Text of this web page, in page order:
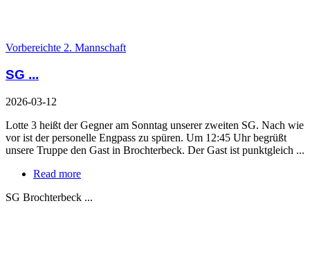
Vorbereichte 2. Mannschaft
SG ...
2026-03-12
Lotte 3 heißt der Gegner am Sonntag unserer zweiten SG. Nach wie
vor ist der personelle Engpass zu spüren. Um 12:45 Uhr begrüßt
unsere Truppe den Gast in Brochterbeck. Der Gast ist punktgleich ...
Read more
SG Brochterbeck ...